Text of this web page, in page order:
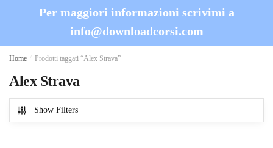
Per maggiori informazioni scrivimi a
info@downloadcorsi.com
Home Prodotti taggati “Alex Strava”
Alex Strava
Show Filters